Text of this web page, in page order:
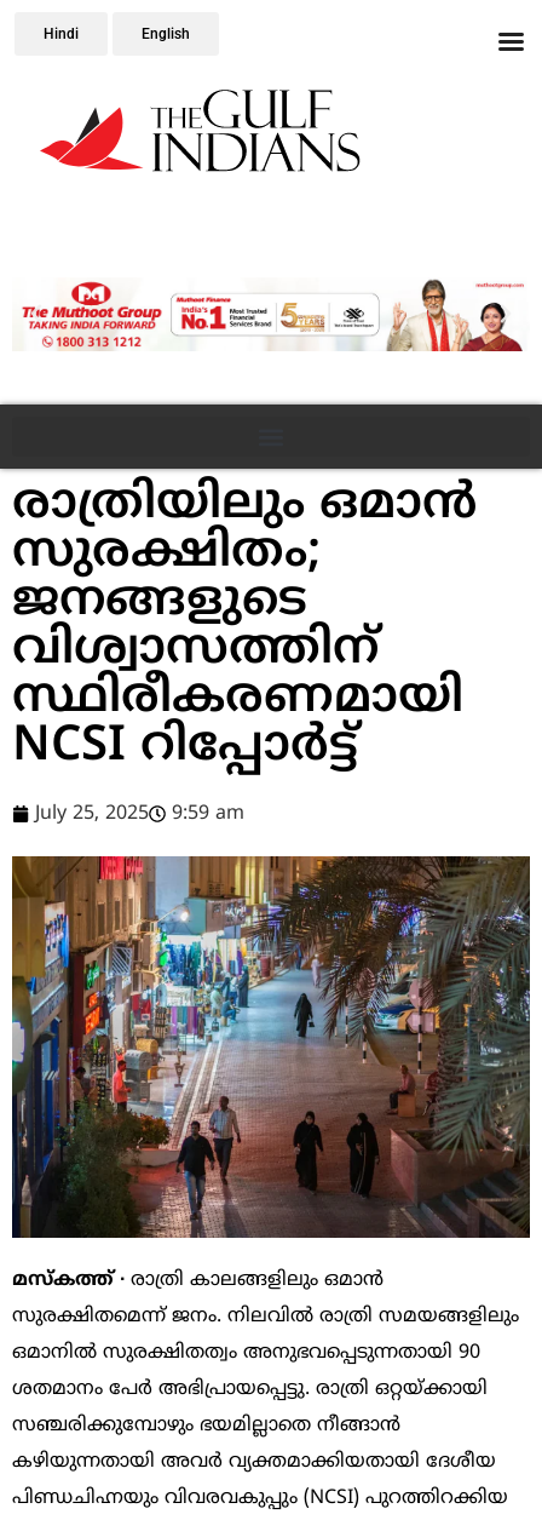
Hindi English
രാത്രിയിലും ഒമാൻ
സുരക്ഷിതം;
ജനങ്ങളുടെ
വിശ്വാസത്തിന്
സ്ഥിരീകരണമായി
NCSI റിപ്പോർട്ട്
July 25, 2025 9:59 am
മസ്കത്ത് ∙ രാത്രി കാലങ്ങളിലും ഒമാൻ
സുരക്ഷിതമെന്ന് ജനം. നിലവിൽ രാത്രി സമയങ്ങളിലും
ഒമാനിൽ സുരക്ഷിതത്വം അനുഭവപ്പെടുന്നതായി 90
ശതമാനം പേർ അഭിപ്രായപ്പെട്ടു. രാത്രി ഒറ്റയ്ക്കായി
സഞ്ചരിക്കുമ്പോഴും ഭയമില്ലാതെ നീങ്ങാൻ
കഴിയുന്നതായി അവർ വ്യക്തമാക്കിയതായി ദേശീയ
പിണ്ഡചിഹ്നയും വിവരവകുപ്പും (NCSI) പുറത്തിറക്കിയ